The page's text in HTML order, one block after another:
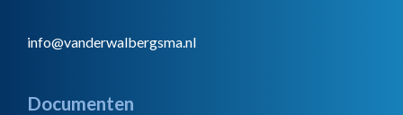
info@vanderwalbergsma.nl
Documenten